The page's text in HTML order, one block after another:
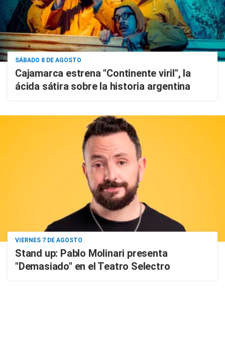
SÁBADO 8 DE AGOSTO
Cajamarca estrena "Continente viril", la
ácida sátira sobre la historia argentina
VIERNES 7 DE AGOSTO
Stand up: Pablo Molinari presenta
"Demasiado" en el Teatro Selectro